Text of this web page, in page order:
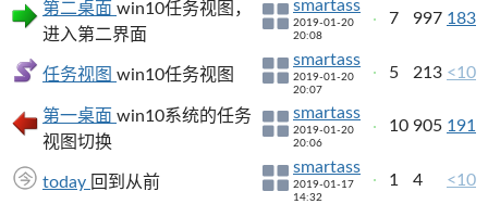
第二桌面 win10任务视图，
进入第二界面
smartass
2019-01-20
20:08
7 997 183
任务视图 win10任务视图
smartass
2019-01-20
20:07
5 213 <10
第一桌面 win10系统的任务
视图切换
smartass
2019-01-20
20:06
10 905 191
today 回到从前
smartass
2019-01-17
14:32
1 4 <10